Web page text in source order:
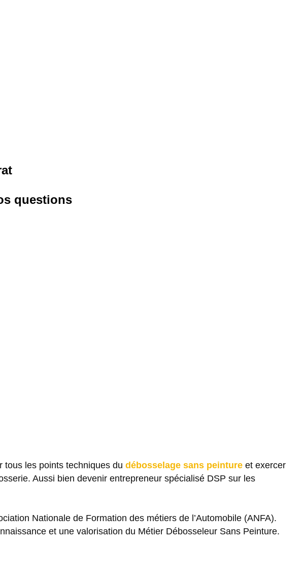
questions
tous les points techniques du débosselage sans peinture et exercer
Aussi bien devenir entrepreneur spécialisé DSP sur les
Nationale de Formation des métiers de l’Automobile (ANFA).
et une valorisation du Métier Débosseleur Sans Peinture.